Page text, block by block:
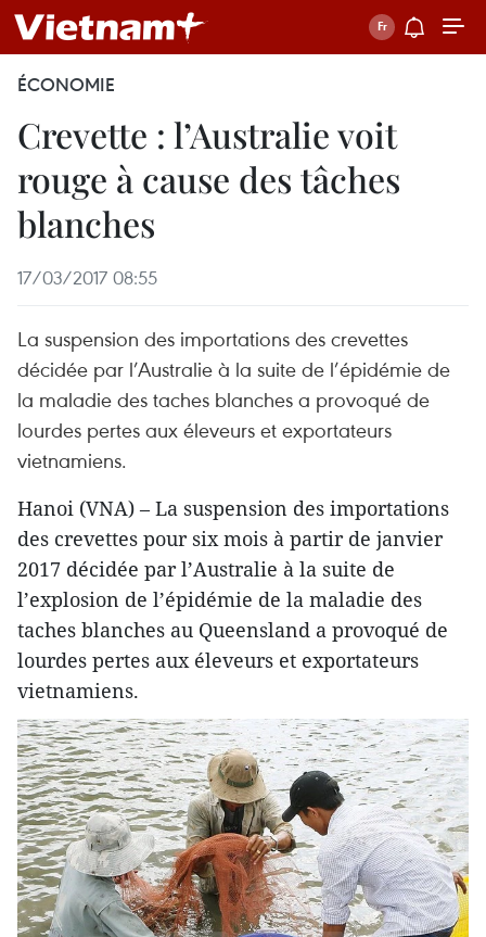
ÉCONOMIE
Crevette : l’Australie voit
rouge à cause des tâches
blanches
17/03/2017 08:55
La suspension des importations des crevettes
décidée par l’Australie à la suite de l’épidémie de
la maladie des taches blanches a provoqué de
lourdes pertes aux éleveurs et exportateurs
vietnamiens.
Hanoi (VNA) – La suspension des importations
des crevettes pour six mois à partir de janvier
2017 décidée par l’Australie à la suite de
l’explosion de l’épidémie de la maladie des
taches blanches au Queensland a provoqué de
lourdes pertes aux éleveurs et exportateurs
vietnamiens.